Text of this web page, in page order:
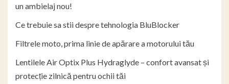
un ambielaj nou!
Ce trebuie sa stii despre tehnologia BluBlocker
Filtrele moto, prima linie de apărare a motorului tău
Lentilele Air Optix Plus Hydraglyde – confort avansat și
protecție zilnică pentru ochii tăi